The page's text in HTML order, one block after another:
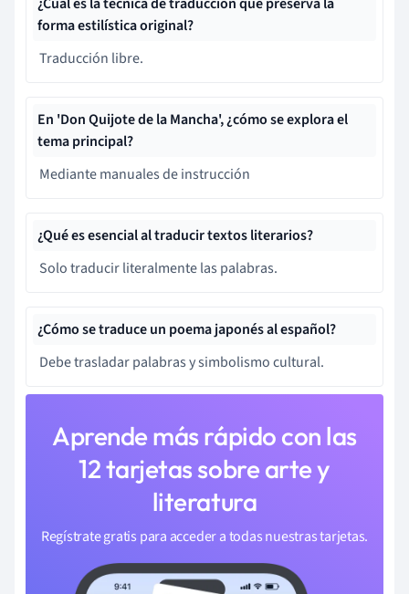
forma estilística original?
Traducción libre.
En 'Don Quijote de la Mancha', ¿cómo se explora el
tema principal?
Mediante manuales de instrucción
¿Qué es esencial al traducir textos literarios?
Solo traducir literalmente las palabras.
¿Cómo se traduce un poema japonés al español?
Debe trasladar palabras y simbolismo cultural.
Aprende más rápido con las
12 tarjetas sobre arte y
literatura
Regístrate gratis para acceder a todas nuestras tarjetas.